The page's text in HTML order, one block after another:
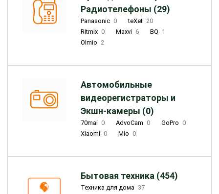
Радиотелефоны (29)
Panasonic 0 teXet 20
Ritmix 0 Maxvi 6 BQ 1
Olmio 2
Автомобильные
видеорегистраторы и
Экшн-камеры (0)
70mai 0 AdvoCam 0 GoPro 0
Xiaomi 0 Mio 0
Бытовая техника (454)
Техника для дома 37